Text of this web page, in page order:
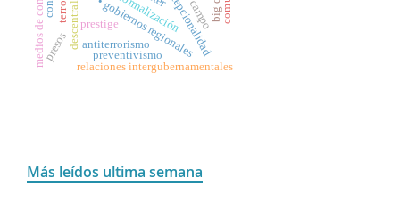
• gobiernos regionales
relaciones intergubernamentales
prestige
antiterrorismo excepcionalidad
normalización
preventivismo
presos
campo
Más leídos ultima semana